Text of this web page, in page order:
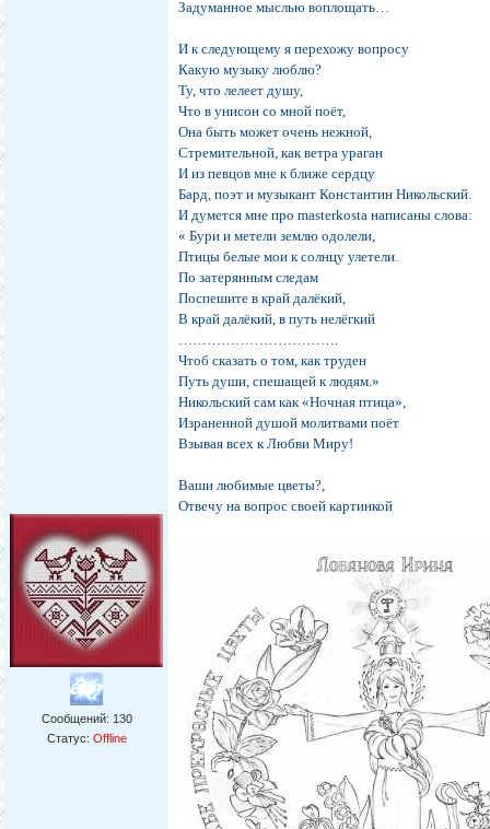
Сообщений: 130
Статус: Offline
Задуманное мыслью воплощать…
И к следующему я перехожу вопросу
Какую музыку люблю?
Ту, что лелеет душу,
Что в унисон со мной поёт,
Она быть может очень нежной,
Стремительной, как ветра ураган
И из певцов мне к ближе сердцу
Бард, поэт и музыкант Константин Никольский.
И думется мне про masterkosta написаны слова:
« Бури и метели землю одолели,
Птицы белые мои к солнцу улетели.
По затерянным следам
Поспешите в край далёкий,
В край далёкий, в путь нелёгкий
…………………………….
Чтоб сказать о том, как труден
Путь души, спешащей к людям.»
Никольский сам как «Ночная птица»,
Израненной душой молитвами поёт
Взывая всех к Любви Миру!
Ваши любимые цветы?,
Отвечу на вопрос своей картинкой